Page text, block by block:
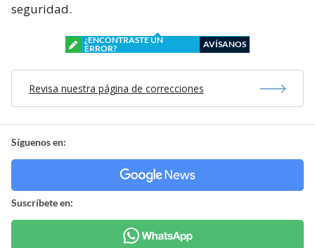
seguridad.
¿ENCONTRASTE UN
ERROR?
AVÍSANOS
Revisa nuestra página de correcciones
Síguenos en:
Suscríbete en: